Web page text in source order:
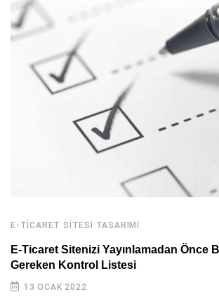
E-TICARET SITESI TASARIMI
E-Ticaret Sitenizi Yayınlamadan Önce
Gereken Kontrol Listesi
13 OCAK 2022